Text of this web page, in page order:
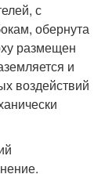
с
обернута
размещен
и
воздействий